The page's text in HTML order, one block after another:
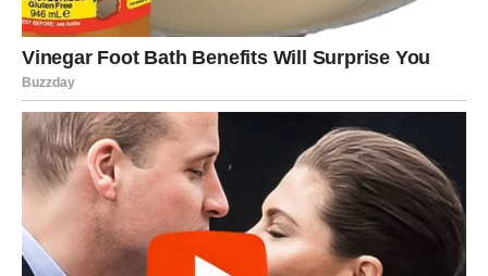
promijeniti emotivni život.
ŠKORPIJA – SUDBINSKI SUSRET
ILI KRAJ PRIČE
Škorpije su na prekretnici. Neko može ući u vaš život i
donijeti snažne emocije, ili ćete konačno zatvoriti
poglavlje koje vas je dugo držalo.